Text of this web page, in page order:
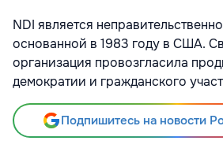
NDI является
основанной в 1983 году в США.
организация провозгласила
демократии и гражданского
Подпишитесь на новости